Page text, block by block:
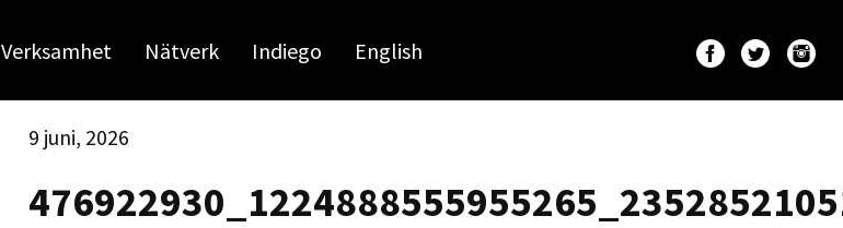
Verksamhet Nätverk Indiego English
9 juni, 2026